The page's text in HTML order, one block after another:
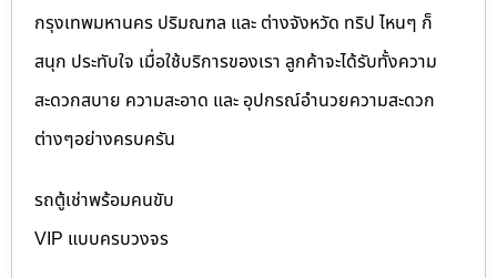
กรุงเทพมหานคร ปริมณฑล และ ต่างจังหวัด ทริป ไหนๆ ก็
สนุก ประทับใจ เมื่อใช้บริการของเรา ลูกค้าจะได้รับทั้งความ
สะดวกสบาย ความสะอาด และ อุปกรณ์อำนวยความสะดวก
ต่างๆอย่างครบครัน
รถตู้เช่าพร้อมคนขับ
VIP แบบครบวงจร